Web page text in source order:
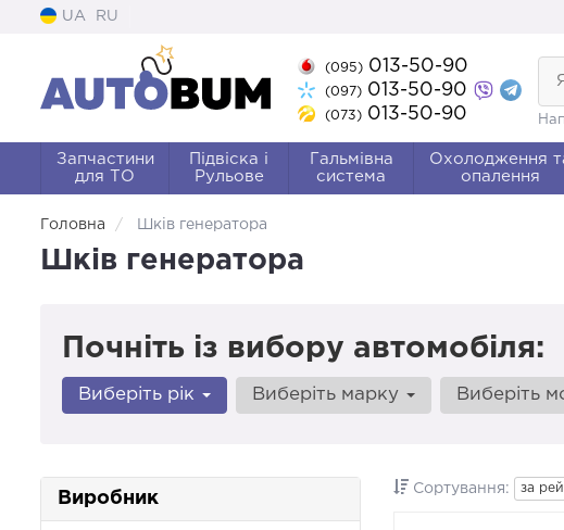
UA RU
(095)013-50-90
(097)013-50-90
(073)013-50-90
Запчастини
для ТО
Підвіска і
Рульове
Гальмівна
система
Охолодження
опалення
Головна Шків генератора
Шків генератора
Почніть із вибору автомобіля:
Виберіть рік Виберіть марку Виберіть
Виробник
Сортування: за